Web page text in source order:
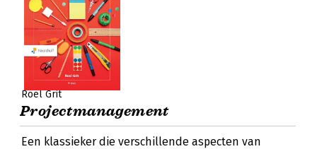
Roel Grit
Projectmanagement
Een klassieker die verschillende aspecten van